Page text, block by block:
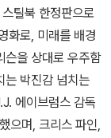
틸북 한정판으로
화로, 미래를 배경
슨을 상대로 우주함
는 박진감 넘치는
에이브럼스 감독
으며, 크리스 파인,